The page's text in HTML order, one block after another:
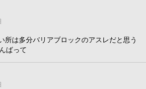
所は多分バリアブロックのアスレだと思う
ばって